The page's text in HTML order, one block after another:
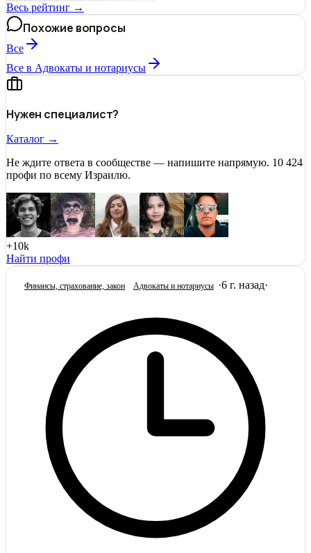
Весь рейтинг →
Похожие вопросы
Все
Все в Адвокаты и нoтариусы
Нужен специалист?
Каталог →
Не ждите ответа в сообществе — напишите напрямую. 10 424
профи по всему Израилю.
+10k
Найти профи
Финансы, страхование, закон Адвокаты и нoтариусы ·6 г. назад·